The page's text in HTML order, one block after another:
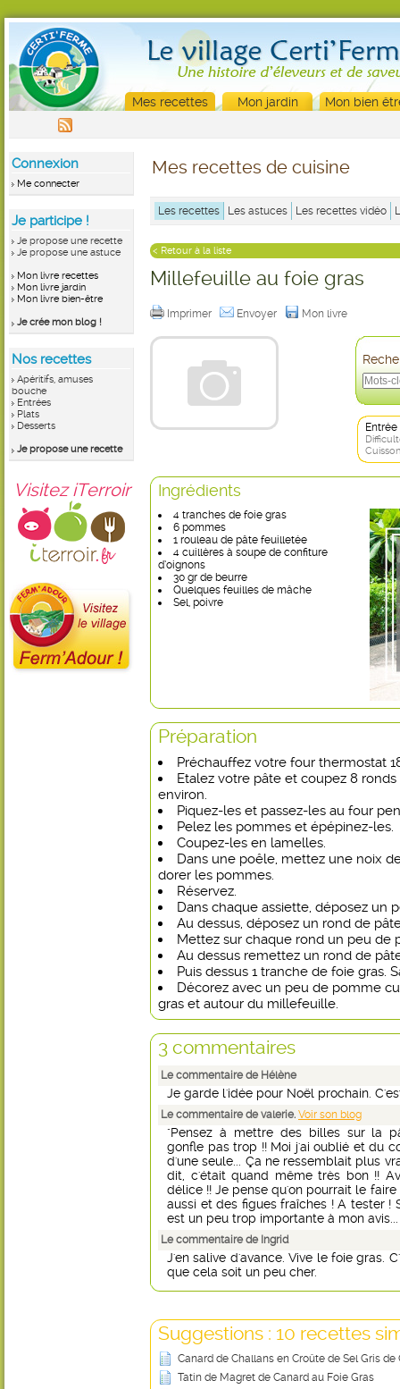
Mes recettes Mon jardin Mon bien
Connexion
Me connecter
Je participe !
Je propose une recette
Je propose une astuce
Mon livre recettes
Mon livre jardin
Mon livre bien-être
Je crée mon blog !
Nos recettes
Apéritifs, amuses
bouche
Entrées
Plats
Desserts
Je propose une recette
Visitez iTerroir
Mes recettes de cuisine
Les recettes Les astuces Les recettes vidéo
< Retour à la liste
Millefeuille au foie gras
Imprimer Envoyer Mon livre
Entrée
Ingrédients
4 tranches de foie gras
6 pommes
1 rouleau de pâte feuilletée
4 cuillères à soupe de confiture
d’oignons
30 gr de beurre
Quelques feuilles de mâche
Sel, poivre
Préparation
Préchauffez votre four thermostat
Etalez votre pâte et coupez 8
environ.
Piquez-les et passez-les au four
Pelez les pommes et épépinez-les.
Coupez-les en lamelles.
Dans une poêle, mettez une noix
dorer les pommes.
Réservez.
Dans chaque assiette, déposez un
Au dessus, déposez un rond de
Mettez sur chaque rond un peu de
Au dessus remettez un rond de
Puis dessus 1 tranche de foie gras.
Décorez avec un peu de pomme
gras et autour du millefeuille.
3 commentaires
Le commentaire de Hélène
Je garde l'idée pour Noël prochain.
Le commentaire de valerie. Voir son blog
"Pensez à mettre des billes sur la
gonfle pas trop !! Moi j'ai oublié et du
d'une seule... Ça ne ressemblait plus
dit, c'était quand même très bon !!
délice !! Je pense qu'on pourrait le
aussi et des figues fraîches ! A tester !
est un peu trop importante à mon
Le commentaire de Ingrid
J'en salive d'avance. Vive le foie gras.
que cela soit un peu cher.
Suggestions : 10 recettes
Canard de Challans en Croûte de Sel Gris de
Tatin de Magret de Canard au Foie Gras